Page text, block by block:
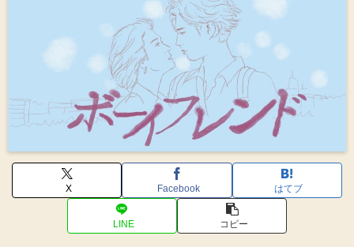
X Facebook はてブ
LINE コピー